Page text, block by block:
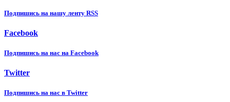
Подпишиcь на нашу ленту RSS
Facebook
Подпишиcь на нас на Facebook
Twitter
Подпишиcь на нас в Twitter